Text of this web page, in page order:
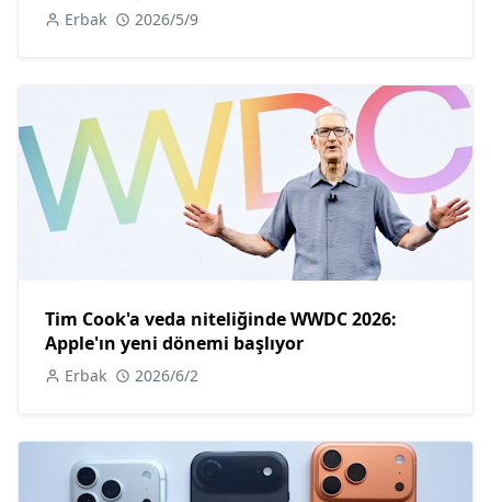
Erbak 2026/5/9
Tim Cook'a veda niteliğinde WWDC 2026:
Apple'ın yeni dönemi başlıyor
Erbak 2026/6/2